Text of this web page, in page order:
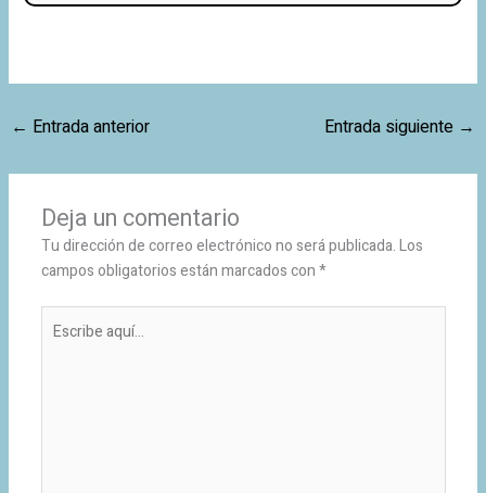
← Entrada anterior Entrada siguiente →
Deja un comentario
Tu dirección de correo electrónico no será publicada.Los
campos obligatorios están marcados con*
aquí...